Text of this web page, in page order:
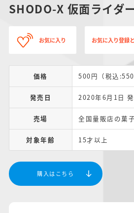
SHODO-X 仮面ライダ
お気に入り お気に入り登録
価格 500円（税込:550
発売日 2020年6月1日
売場 全国量販店の菓
対象年齢 15才以上
購入はこちら